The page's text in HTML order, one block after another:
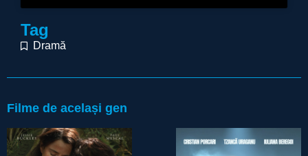
Tag
Dramă
Filme de același gen